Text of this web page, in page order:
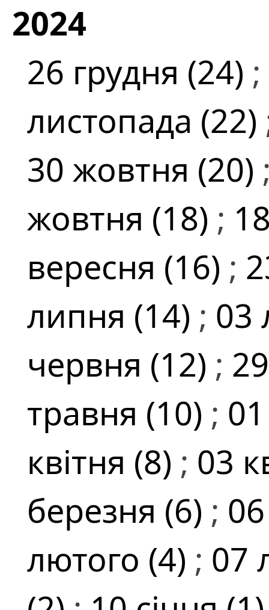
2024
26 грудня (24) ;
листопада (22)
30 жовтня (20)
жовтня (18) ;
вересня (16) ;
липня (14) ; 03
червня (12) ;
травня (10) ;
квітня (8) ; 03
березня (6) ;
лютого (4) ; 07